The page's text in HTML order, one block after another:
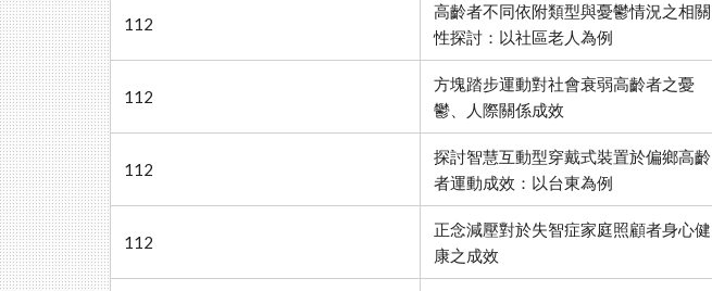
112
高齡者不同依附類型與憂鬱情況之相關
性探討：以社區老人為例
112
方塊踏步運動對社會衰弱高齡者之憂
鬱、人際關係成效
112
探討智慧互動型穿戴式裝置於偏鄉高齡
者運動成效：以台東為例
112
正念減壓對於失智症家庭照顧者身心健
康之成效